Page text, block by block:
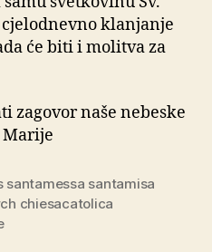
klanjanje
će biti i molitva za
zagovor naše nebeske
Marije
santamessa santamisa
chiesacatolica